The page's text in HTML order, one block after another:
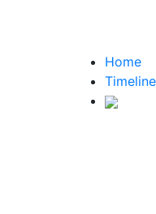
Home
Timeline